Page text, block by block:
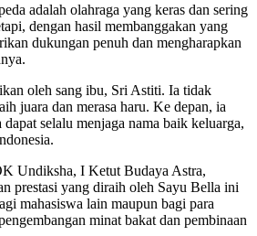
adalah olahraga yang keras dan sering
dengan hasil membanggakan yang
dukungan penuh dan mengharapkan
oleh sang ibu, Sri Astiti. Ia tidak
juara dan merasa haru. Ke depan, ia
selalu menjaga nama baik keluarga,
Undiksha, I Ketut Budaya Astra,
prestasi yang diraih oleh Sayu Bella ini
mahasiswa lain maupun bagi para
minat bakat dan pembinaan